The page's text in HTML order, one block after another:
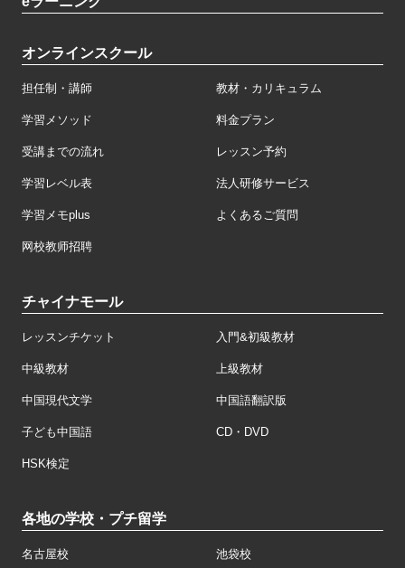
オンラインスクール
担任制・講師 教材・カリキュラム
学習メソッド 料金プラン
受講までの流れ レッスン予約
学習レベル表 法人研修サービス
学習メモplus よくあるご質問
网校教师招聘
チャイナモール
レッスンチケット 入門&初級教材
中級教材 上級教材
中国現代文学 中国語翻訳版
子ども中国語 CD・DVD
HSK検定
各地の学校・プチ留学
名古屋校 池袋校